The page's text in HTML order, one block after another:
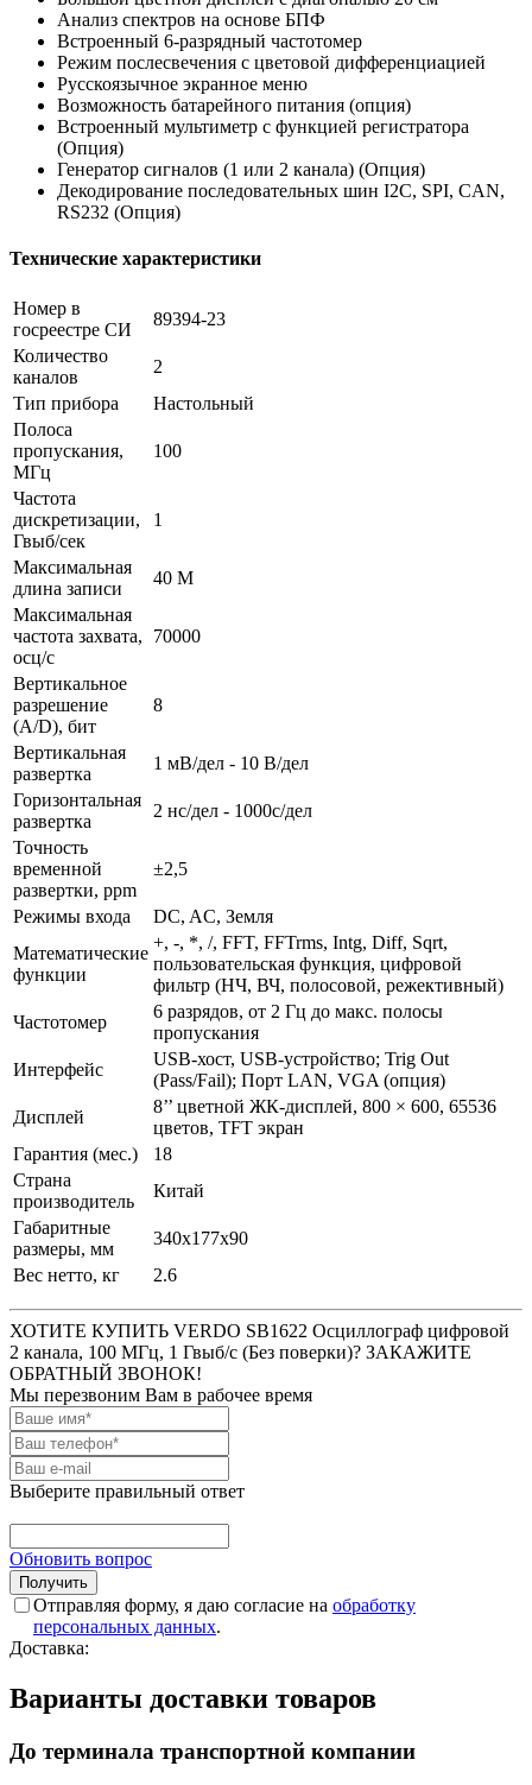
Анализ спектров на основе БПФ
Встроенный 6-разрядный частотомер
Режим послесвечения с цветовой дифференциацией
Русскоязычное экранное меню
Возможность батарейного питания (опция)
Встроенный мультиметр с функцией регистратора
(Опция)
Генератор сигналов (1 или 2 канала) (Опция)
Декодирование последовательных шин I2C, SPI, CAN,
RS232 (Опция)
Технические характеристики
Номер в
госреестре СИ
89394-23
Количество
каналов
2
Тип прибора
Настольный
Полоса
пропускания,
МГц
100
Частота
дискретизации,
Гвыб/сек
1
Максимальная
длина записи
40 M
Максимальная
частота захвата,
осц/с
70000
Вертикальное
разрешение
(A/D), бит
8
Вертикальная
развертка
1 мВ/дел - 10 В/дел
Горизонтальная
развертка
2 нс/дел - 1000с/дел
Точность
временной
развертки, ppm
±2,5
Режимы входа
DC, AC, Земля
Математические
функции
+, -, *, /, FFT, FFTrms, Intg, Diff, Sqrt,
пользовательская функция, цифровой
фильтр (НЧ, ВЧ, полосовой, режективный)
Частотомер
6 разрядов, от 2 Гц до макс. полосы
пропускания
Интерфейс
USB-хост, USB-устройство; Trig Out
(Pass/Fail); Порт LAN, VGA (опция)
Дисплей
8’’ цветной ЖК-дисплей, 800 × 600, 65536
цветов, TFT экран
Гарантия (мес.)
18
Страна
производитель
Китай
Габаритные
размеры, мм
340х177х90
Вес нетто, кг
2.6
ХОТИТЕ КУПИТЬ VERDO SB1622 Осциллограф цифровой
2 канала, 100 МГц, 1 Гвыб/с (Без поверки)? ЗАКАЖИТЕ
ОБРАТНЫЙ ЗВОНОК!
Мы перезвоним Вам в рабочее время
Выберите правильный ответ
Обновить вопрос
Отправляя форму, я даю согласие на обработку
персональных данных.
Доставка:
Варианты доставки товаров
До терминала транспортной компании